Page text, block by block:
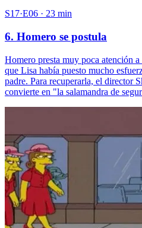
S17·E06 · 23 min
6. Homero se postula
Homero presta muy poca atención
que Lisa había puesto mucho
padre. Para recuperarla, el director
convierte en "la salamandra de